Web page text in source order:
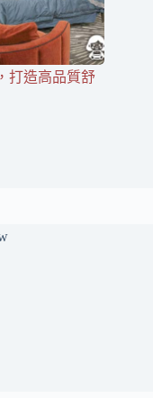
打造高品質舒